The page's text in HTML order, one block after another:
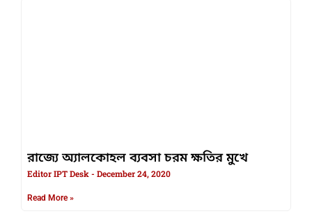
রাজ্যে অ্যালকোহল ব্যবসা চরম ক্ষতির মুখে
Editor IPT Desk December 24, 2020
Read More »